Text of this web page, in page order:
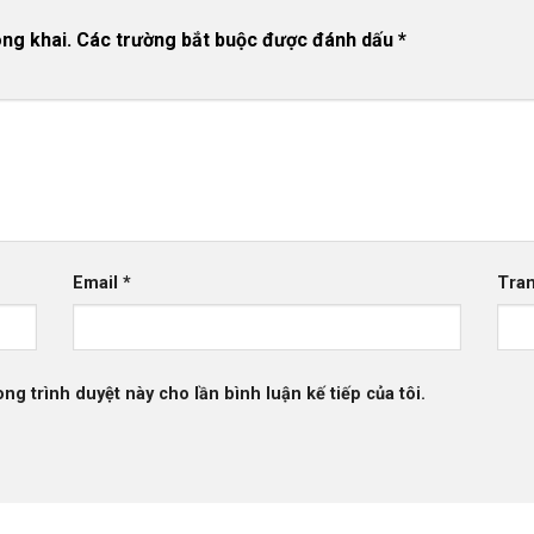
khai. Các trường bắt buộc được đánh dấu *
Email *
trình duyệt này cho lần bình luận kế tiếp của tôi.